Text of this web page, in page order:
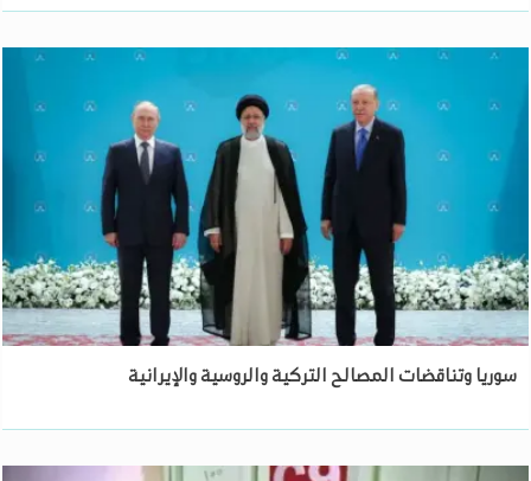
سوريا وتناقضات المصالح التركية والروسية والإيرانية